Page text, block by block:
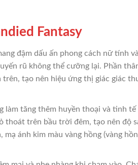
Fantasy
đậm dấu ấn phong cách nữ tính
rũ không thể cưỡng lại. Phần
tạo nên hiệu ứng thị giác giác
tăng thêm huyền thoại và tinh tế
trên bầu trời đêm, tạo nên độ
ánh kim màu vàng hồng (vàng